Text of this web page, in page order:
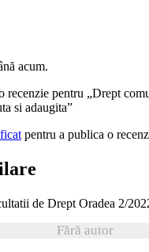
acum.
recenzie pentru „Drept
si adaugita”
pentru a publica o
Fără autor